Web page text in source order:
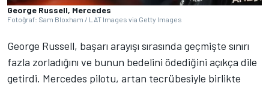
George Russell, Mercedes
Fotoğraf: Sam Bloxham / LAT Images via Getty Images
George Russell, başarı arayışı sırasında geçmişte sınırı
fazla zorladığını ve bunun bedelini ödediğini açıkça dile
getirdi. Mercedes pilotu, artan tecrübesiyle birlikte